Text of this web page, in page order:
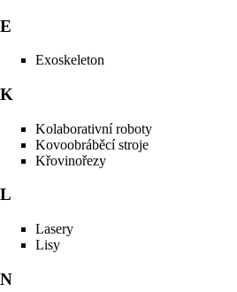
E
Exoskeleton
K
Kolaborativní roboty
Kovoobráběcí stroje
Křovinořezy
L
Lasery
Lisy
N